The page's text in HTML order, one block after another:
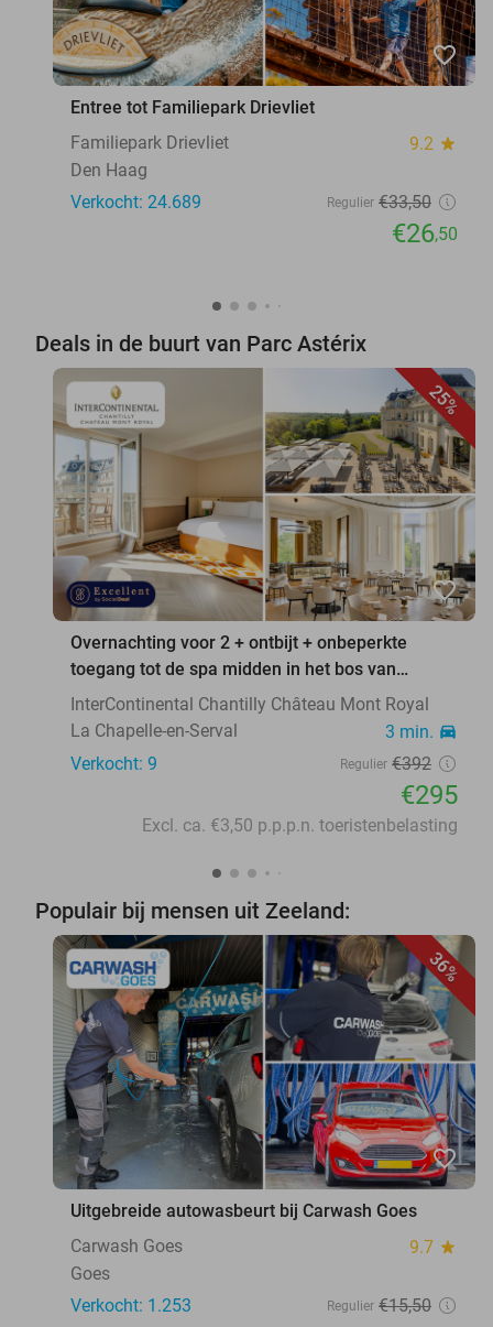
favorite_border
Entree tot Familiepark Drievliet
Familiepark Drievliet
9.2 star
Den Haag
Verkocht: 24.689
Regulier €33,50
€26,50
Deals in de buurt van Parc Astérix
25%
favorite_border
Overnachting voor 2 + ontbijt + onbeperkte
toegang tot de spa midden in het bos van
Chantilly
InterContinental Chantilly Château Mont Royal
La Chapelle-en-Serval
3 min. directions_car
Verkocht: 9 Regulier €392
€295
Excl. ca. €3,50 p.p.p.n. toeristenbelasting
Populair bij mensen uit Zeeland:
36%
favorite_border
Uitgebreide autowasbeurt bij Carwash Goes
Carwash Goes
9.7 star
Goes
Verkocht: 1.253
Regulier €15,50